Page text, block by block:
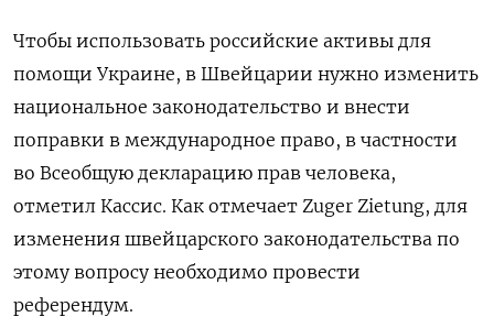
Чтобы использовать российские активы для
помощи Украине, в Швейцарии нужно изменить
национальное законодательство и внести
поправки в международное право, в частности
во Всеобщую декларацию прав человека,
отметил Кассис. Как отмечает Zuger Zietung, для
изменения швейцарского законодательства по
этому вопросу необходимо провести
референдум.